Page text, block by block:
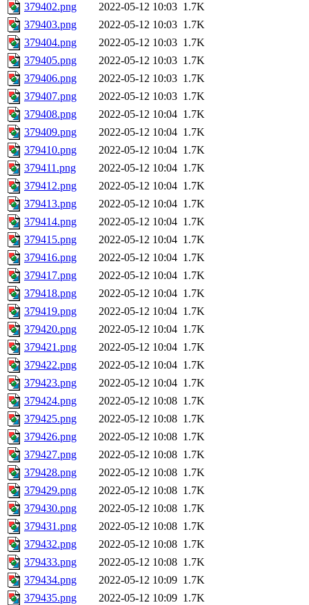
379402.png
2022-05-12 10:03 1.7K
379403.png
2022-05-12 10:03 1.7K
379404.png
2022-05-12 10:03 1.7K
379405.png
2022-05-12 10:03 1.7K
379406.png
2022-05-12 10:03 1.7K
379407.png
2022-05-12 10:03 1.7K
379408.png
2022-05-12 10:04 1.7K
379409.png
2022-05-12 10:04 1.7K
379410.png
2022-05-12 10:04 1.7K
379411.png
2022-05-12 10:04 1.7K
379412.png
2022-05-12 10:04 1.7K
379413.png
2022-05-12 10:04 1.7K
379414.png
2022-05-12 10:04 1.7K
379415.png
2022-05-12 10:04 1.7K
379416.png
2022-05-12 10:04 1.7K
379417.png
2022-05-12 10:04 1.7K
379418.png
2022-05-12 10:04 1.7K
379419.png
2022-05-12 10:04 1.7K
379420.png
2022-05-12 10:04 1.7K
379421.png
2022-05-12 10:04 1.7K
379422.png
2022-05-12 10:04 1.7K
379423.png
2022-05-12 10:04 1.7K
379424.png
2022-05-12 10:08 1.7K
379425.png
2022-05-12 10:08 1.7K
379426.png
2022-05-12 10:08 1.7K
379427.png
2022-05-12 10:08 1.7K
379428.png
2022-05-12 10:08 1.7K
379429.png
2022-05-12 10:08 1.7K
379430.png
2022-05-12 10:08 1.7K
379431.png
2022-05-12 10:08 1.7K
379432.png
2022-05-12 10:08 1.7K
379433.png
2022-05-12 10:08 1.7K
379434.png
2022-05-12 10:09 1.7K
379435.png
2022-05-12 10:09 1.7K